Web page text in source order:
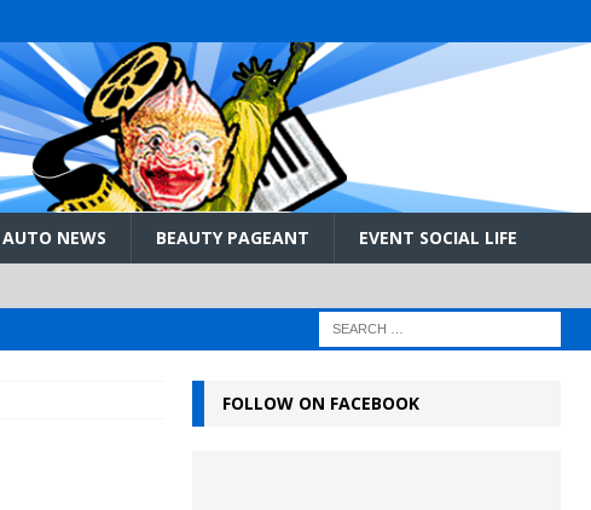
AUTO NEWS BEAUTY PAGEANT EVENT SOCIAL LIFE
FOLLOW ON FACEBOOK